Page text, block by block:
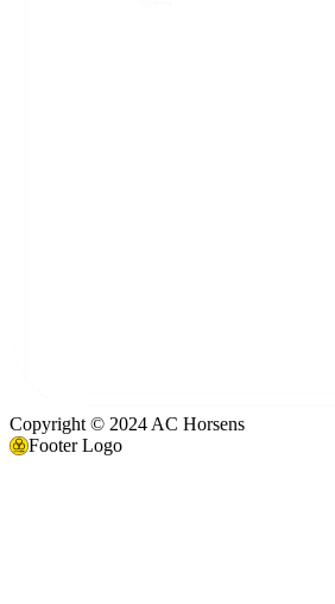
Copyright © 2024 AC Horsens
Footer Logo